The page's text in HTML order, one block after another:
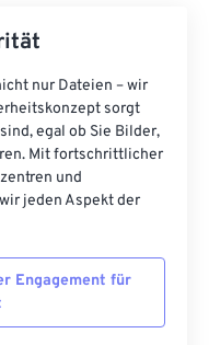
nur Dateien – wir
sorgt
egal ob Sie Bilder,
Mit fortschrittlicher
und
jeden Aspekt der
Engagement für